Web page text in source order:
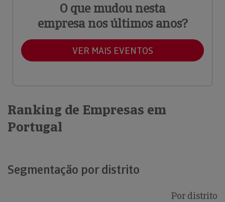
O que mudou nesta
empresa nos últimos anos?
VER MAIS EVENTOS
Ranking de Empresas em
Portugal
Segmentação por distrito
Por distrito